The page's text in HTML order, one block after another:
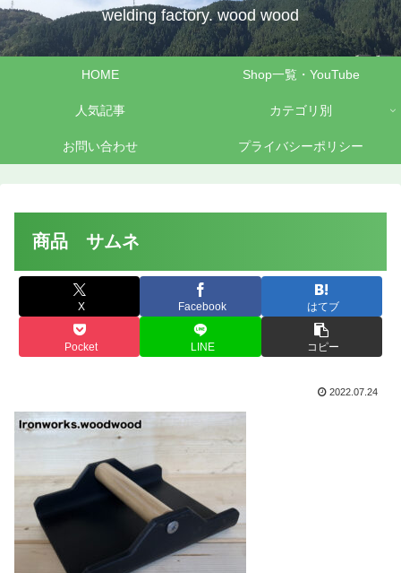
welding factory. wood wood
HOME Shop一覧・YouTube
人気記事 カテゴリ別
お問い合わせ プライバシーポリシー
商品 サムネ
X Facebook はてブ
Pocket LINE コピー
2022.07.24